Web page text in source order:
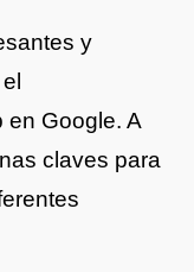
y
en Google. A
claves para